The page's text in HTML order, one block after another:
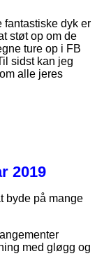
fantastiske dyk er
støt op om de
ture op i FB
sidst kan jeg
alle jeres
2019
byde på mange
med gløgg og